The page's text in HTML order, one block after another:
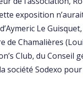
exposition
Le
de Chamalières
Club, du Conseil
société Sodexo